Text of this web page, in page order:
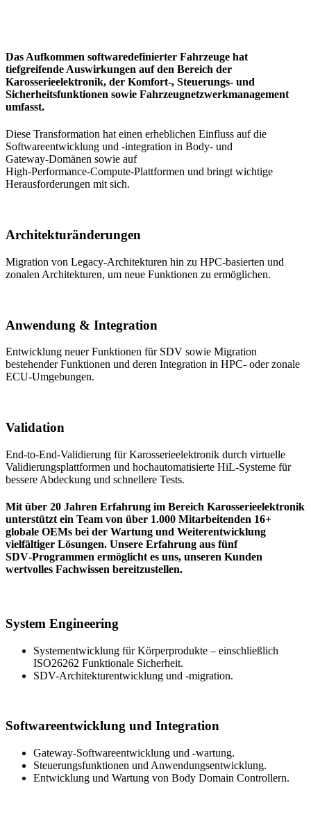
Das Aufkommen softwaredefinierter Fahrzeuge hat
tiefgreifende Auswirkungen auf den Bereich der
Karosserieelektronik, der Komfort‑, Steuerungs‑ und
Sicherheitsfunktionen sowie Fahrzeugnetzwerkmanagement
umfasst.
Diese Transformation hat einen erheblichen Einfluss auf die
Softwareentwicklung und ‑integration in Body‑ und
Gateway‑Domänen sowie auf
High‑Performance‑Compute‑Plattformen und bringt wichtige
Herausforderungen mit sich.
Architekturänderungen
Migration von Legacy‑Architekturen hin zu HPC‑basierten und
zonalen Architekturen, um neue Funktionen zu ermöglichen.
Anwendung & Integration
Entwicklung neuer Funktionen für SDV sowie Migration
bestehender Funktionen und deren Integration in HPC‑ oder zonale
ECU‑Umgebungen.
Validation
End‑to‑End‑Validierung für Karosserieelektronik durch virtuelle
Validierungsplattformen und hochautomatisierte HiL‑Systeme für
bessere Abdeckung und schnellere Tests.
Mit über 20 Jahren Erfahrung im Bereich Karosserieelektronik
unterstützt ein Team von über 1.000 Mitarbeitenden 16+
globale OEMs bei der Wartung und Weiterentwicklung
vielfältiger Lösungen. Unsere Erfahrung aus fünf
SDV‑Programmen ermöglicht es uns, unseren Kunden
wertvolles Fachwissen bereitzustellen.
System Engineering
Systementwicklung für Körperprodukte – einschließlich
ISO26262 Funktionale Sicherheit.
SDV-Architekturentwicklung und -migration.
Softwareentwicklung und Integration
Gateway-Softwareentwicklung und -wartung.
Steuerungsfunktionen und Anwendungsentwicklung.
Entwicklung und Wartung von Body Domain Controllern.